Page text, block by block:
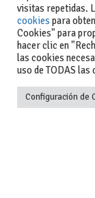
visitas repetidas.
cookies para
Cookies" para
hacer clic en
las cookies
uso de TODAS las
Configuración de